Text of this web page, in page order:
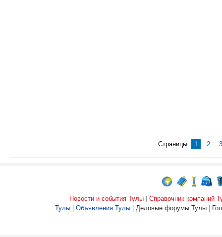
Страницы: 1 2 3
Новости и события Тулы
Справочник компаний
Тулы
Объявления Тулы Деловые форумы Тулы